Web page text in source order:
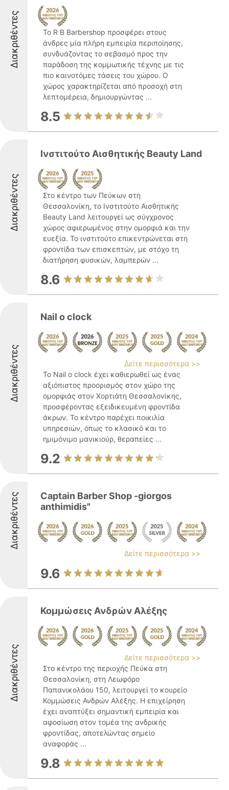
Διακριθέντες
Το R B Barbershop προσφέρει στους
άνδρες μία πλήρη εμπειρία περιποίησης,
συνδυάζοντας το σεβασμό προς την
παράδοση της κομμωτικής τέχνης με τις
πιο καινοτόμες τάσεις του χώρου. Ο
χώρος χαρακτηρίζεται από προσοχή στη
λεπτομέρεια, δημιουργώντας ...
8.5
Διακριθέντες
Ινστιτούτο Αισθητικής Beauty Land
Στο κέντρο των Πεύκων στη
Θεσσαλονίκη, το Ινστιτούτο Αισθητικής
Beauty Land λειτουργεί ως σύγχρονος
χώρος αφιερωμένος στην ομορφιά και την
ευεξία. Το ινστιτούτο επικεντρώνεται στη
φροντίδα των επισκεπτών, με στόχο τη
διατήρηση φυσικών, λαμπερών ...
8.6
Διακριθέντες
Nail o clock
Δείτε περισσότερα >>
Το Nail o clock έχει καθιερωθεί ως ένας
αξιόπιστος προορισμός στον χώρο της
ομορφιάς στον Χορτιάτη Θεσσαλονίκης,
προσφέροντας εξειδικευμένη φροντίδα
άκρων. Το κέντρο παρέχει ποικιλία
υπηρεσιών, όπως το κλασικό και το
ημιμόνιμο μανικιούρ, θεραπείες ...
9.2
Διακριθέντες
Captain Barber Shop -giorgos
anthimidis"
Δείτε περισσότερα >>
9.6
Διακριθέντες
Κομμώσεις Ανδρών Αλέξης
Δείτε περισσότερα >>
Στο κέντρο της περιοχής Πεύκα στη
Θεσσαλονίκη, στη Λεωφόρο
Παπανικολάου 150, λειτουργεί το κουρείο
Κομμώσεις Ανδρών Αλέξης. Η επιχείρηση
έχει αναπτύξει σημαντική εμπειρία και
αφοσίωση στον τομέα της ανδρικής
φροντίδας, αποτελώντας σημείο
αναφοράς ...
9.8